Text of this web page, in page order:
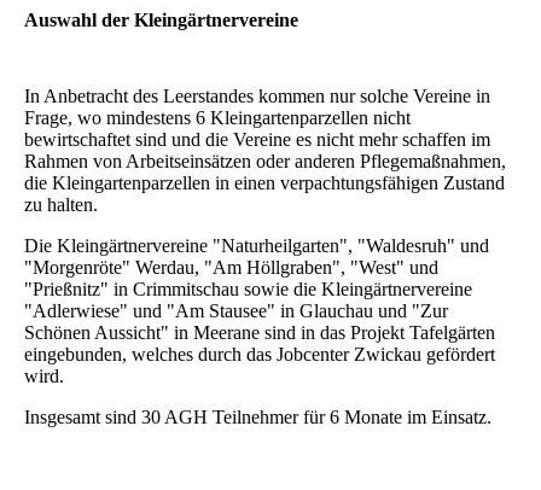
Auswahl der Kleingärtnervereine
In Anbetracht des Leerstandes kommen nur solche Vereine in
Frage, wo mindestens 6 Kleingartenparzellen nicht
bewirtschaftet sind und die Vereine es nicht mehr schaffen im
Rahmen von Arbeitseinsätzen oder anderen Pflegemaßnahmen,
die Kleingartenparzellen in einen verpachtungsfähigen Zustand
zu halten.
Die Kleingärtnervereine "Naturheilgarten", "Waldesruh" und
"Morgenröte" Werdau, "Am Höllgraben", "West" und
"Prießnitz" in Crimmitschau sowie die Kleingärtnervereine
"Adlerwiese" und "Am Stausee" in Glauchau und "Zur
Schönen Aussicht" in Meerane sind in das Projekt Tafelgärten
eingebunden, welches durch das Jobcenter Zwickau gefördert
wird.
Insgesamt sind 30 AGH Teilnehmer für 6 Monate im Einsatz.